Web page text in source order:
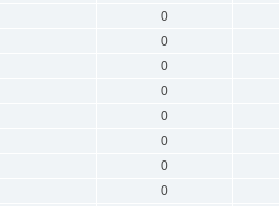
0
0
0
0
0
0
0
0